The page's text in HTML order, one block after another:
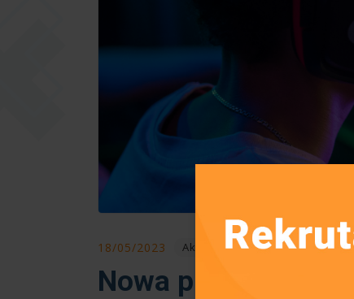
18/05/2023 Aktualności
Nowa pracownia